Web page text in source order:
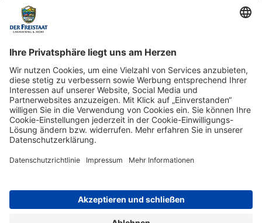
Newsletter: Jetzt auf
shop.derfreistaat.de anmelden und
einen 5€ Gutschein für unseren Online-
Shop erhalten!*
Impressum Datenschutz Barrierefreiheit